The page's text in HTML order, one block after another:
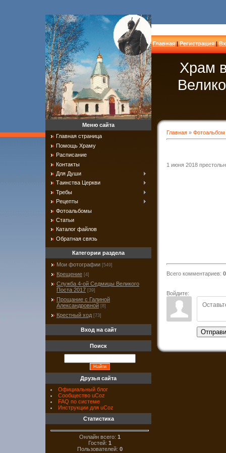
Главная|Регистрация|
Храм
Главная » Фотоальбом
1 июня 2018
Всего комментариев: 0
Войдите:
Меню сайта
Главная страница
Помощь Храму
Расписание
Контакты
Для Души
Таинства Церкви
Требы
Рецепты
Фотоальбомы
Статьи
Каталог файлов
Обратная связь
Категории раздела
Мои фотографии [549]
Крещение [4]
Служба 4-ой Седмицы Великого
Поста 2017 [39]
Прощание с Галиной
Александровной [8]
Крестный ход [73]
Вход на сайт
Поиск
Друзья сайта
Официальный блог
Сообщество uCoz
FAQ по системе
Инструкции для uCoz
Статистика
Онлайн всего: 1
Гостей: 1
Пользователей: 0